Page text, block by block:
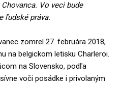
Vo veci bude
ľudské práva.
zomrel 27. februára 2018,
na belgickom letisku Charleroi.
na Slovensko, podľa
voči posádke i privolaným